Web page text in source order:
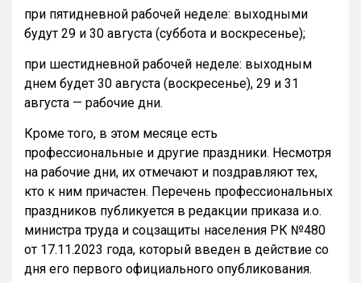
при пятидневной рабочей неделе: выходными
будут 29 и 30 августа (суббота и воскресенье);
при шестидневной рабочей неделе: выходным
днем будет 30 августа (воскресенье), 29 и 31
августа — рабочие дни.
Кроме того, в этом месяце есть
профессиональные и другие праздники. Несмотря
на рабочие дни, их отмечают и поздравляют тех,
кто к ним причастен. Перечень профессиональных
праздников публикуется в редакции приказа и.о.
министра труда и соцзащиты населения РК №480
от 17.11.2023 года, который введен в действие со
дня его первого официального опубликования.